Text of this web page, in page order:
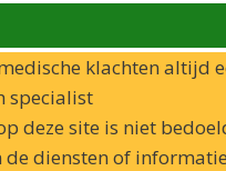
klachten altijd
specialist
deze site is niet
de diensten of